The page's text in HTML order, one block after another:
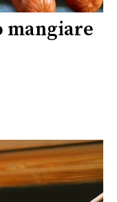
mangiare